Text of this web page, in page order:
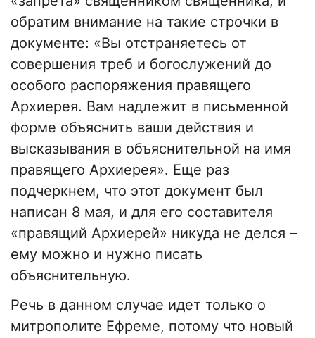
обратим внимание на такие строчки в
документе: «Вы отстраняетесь от
совершения треб и богослужений до
особого распоряжения правящего
Архиерея. Вам надлежит в письменной
форме объяснить ваши действия и
высказывания в объяснительной на имя
правящего Архиерея». Еще раз
подчеркнем, что этот документ был
написан 8 мая, и для его составителя
«правящий Архиерей» никуда не делся –
ему можно и нужно писать
объяснительную.
Речь в данном случае идет только о
митрополите Ефреме, потому что новый